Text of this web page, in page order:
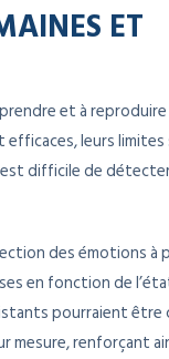
ET
et à reproduire
leurs
difficile de
des émotions à
en fonction de
pourraient être
mesure, renforçant